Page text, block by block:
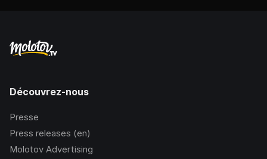
Découvrez-nous
Presse
Press releases (en)
Molotov Advertising